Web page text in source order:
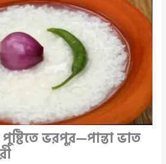
ভরপুর—পান্তা ভাত